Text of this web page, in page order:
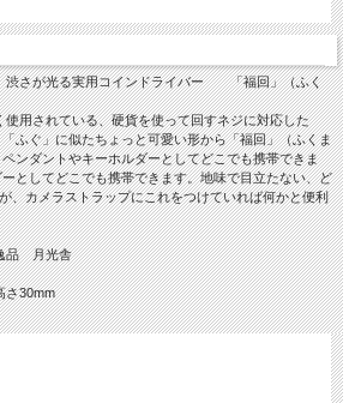
渋さが光る実用コインドライバー 「福回」（ふく
用されている、硬貨を使って回すネジに対応した
ふぐ」に似たちょっと可愛い形から「福回」（ふくま
ンダントやキーホルダーとしてどこでも携帯できま
としてどこでも携帯できます。地味で目立たない、ど
、カメラストラップにこれをつけていれば何かと便利
品 月光舎
さ30mm